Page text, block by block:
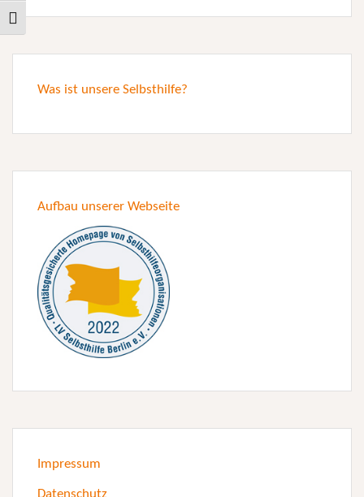
Toggle Font size
Was ist unsere Selbsthilfe?
Aufbau unserer Webseite
Impressum